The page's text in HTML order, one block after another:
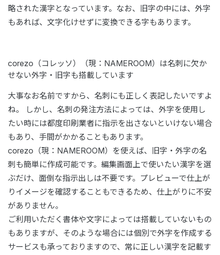
略された漢字となっています。なお、旧字の中には、外字
もあれば、文字化けせずに変換できる字もあります。
corezo（コレッソ）（現：NAMEROOM）は名刺に欠か
せない外字・旧字も搭載しています
大事なお名前ですから、名刺にも正しく表記したいですよ
ね。 しかし、名刺の発注方法によっては、外字を使用し
たい時には都度印刷業者に指示を出さないといけない場合
もあり、手間がかかることもあります。
corezo（現：NAMEROOM）を使えば、旧字・外字の名
刺も簡単に作成可能です。編集画面上で使いたい漢字を選
ぶだけ、面倒な指示出しは不要です。プレビューで仕上が
りイメージを確認することもできるため、仕上がりに不安
がありません。
ご利用いただく書体や文字によっては搭載していないもの
もありますが、そのような場合には個別で外字を作成する
サービスも承っておりますので、常に正しい漢字を記載す